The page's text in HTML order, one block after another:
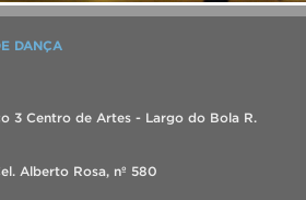
DANÇA
3 Centro de Artes - Largo do Bola R.
Alberto Rosa, nº 580